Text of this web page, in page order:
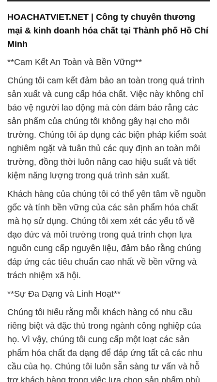
đáp ứng các tiêu chuẩn cao nhất về bền vững và
trách nhiệm xã hội.
**Sự Đa Dạng và Linh Hoạt**
Chúng tôi hiểu rằng mỗi khách hàng có nhu cầu
riêng biệt và đặc thù trong ngành công nghiệp của
họ. Vì vậy, chúng tôi cung cấp một loạt các sản
phẩm hóa chất đa dạng để đáp ứng tất cả các nhu
cầu của họ. Chúng tôi luôn sẵn sàng tư vấn và hỗ
trợ khách hàng trong việc lựa chọn sản phẩm phù
hợp nhất cho ứng dụng của họ.
Sự linh hoạt trong sản phẩm và dịch vụ của chúng
tôi giúp khách hàng dễ dàng thích nghi với thay đổi
và tối ưu hóa quy trình sản xuất của họ. Chúng tôi
tự hào là đối tác tin cậy của các công ty trong ngành
công nghiệp hóa chất và cam kết đáp ứng mọi yêu
cầu của họ.
Chúng tôi là Công ty Hóa chất Đắc Trường Phát,
luôn hướng tới việc cung cấp những sản phẩm hóa
chất chất lượng, an toàn và bền vững cho khách
hàng của mình. Sự đa dạng và linh hoạt trong sản
phẩm và dịch vụ của chúng tôi là điểm mạnh giúp
chúng tôi đáp ứng mọi nhu cầu của khách hàng.
Chúng tôi tự tin rằng chúng tôi có thể đồng hành
cùng bạn trong việc đạt được sự thành công và
phát triển trong ngành công nghiệp của bạn.